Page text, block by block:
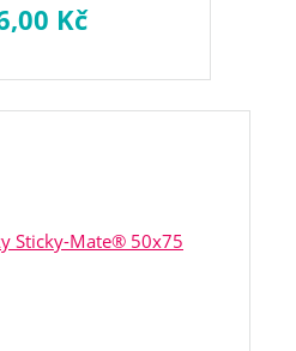
Kč